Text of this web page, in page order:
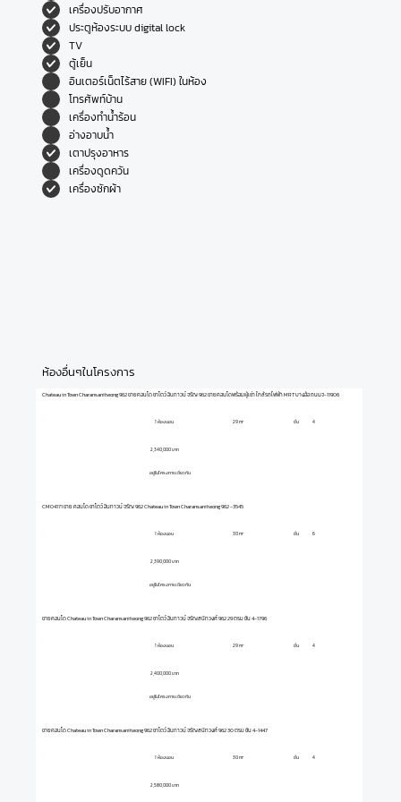
เครื่องปรับอากาศ
ประตูห้องระบบ digital lock
TV
ตู้เย็น
อินเตอร์เน็ตไร้สาย (WIFI) ในห้อง
โทรศัพท์บ้าน
เครื่องทำน้ำร้อน
อ่างอาบน้ำ
เตาปรุงอาหาร
เครื่องดูดควัน
เครื่องซักผ้า
ห้องอื่นๆในโครงการ
Chateau in Town Charansanitwong 962 ขายคอนโด ชาโตว์ อินทาวน์ จรัญ 962 ขายคอนโดพร้อมผู้เช่า ใกล้รถไฟฟ้า MRT บางอ้อ ถนนจ-11906
1 ห้องนอน
2,340,000 บาท
ชั้น
29 m² 4
อยู่ในโครงการเดียวกัน
CM04171 ขาย คอนโด ชาโตว์ อินทาวน์ จรัญ 962 Chateau in Town Charansanitwong 962 -3545
1 ห้องนอน
2,390,000 บาท
ชั้น
30 m² 6
อยู่ในโครงการเดียวกัน
ขายคอนโด Chateau in Town Charansanitwong 962 ชาโตว์ อินทาวน์ จรัญสนิทวงศ์ 962 29 ตรม ชั้น 4-1796
1 ห้องนอน
2,400,000 บาท
ชั้น
29 m² 4
อยู่ในโครงการเดียวกัน
ขายคอนโด Chateau in Town Charansanitwong 962 ชาโตว์ อินทาวน์ จรัญสนิทวงศ์ 962 30 ตรม ชั้น 4-1447
1 ห้องนอน
2,580,000 บาท
ชั้น
30 m² 4